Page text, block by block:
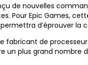
de nouvelles
Pour Epic Games,
d’éprouver
de
plus grand nombre